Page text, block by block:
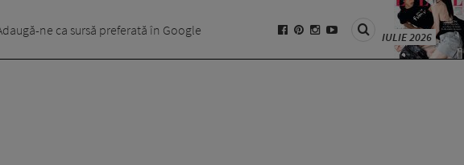
ne ca sursă preferată în Google IULIE 2026